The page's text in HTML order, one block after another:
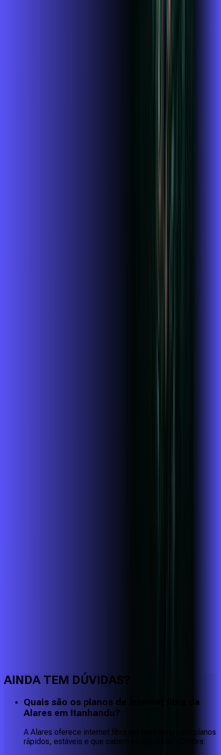
AINDA TEM DÚVIDAS?
Quais são os planos de internet fibra da
Alares em Itanhandu?
A Alares oferece internet fibra em Itanhandu com planos
rápidos, estáveis e que cabem no seu bolso. Confira: